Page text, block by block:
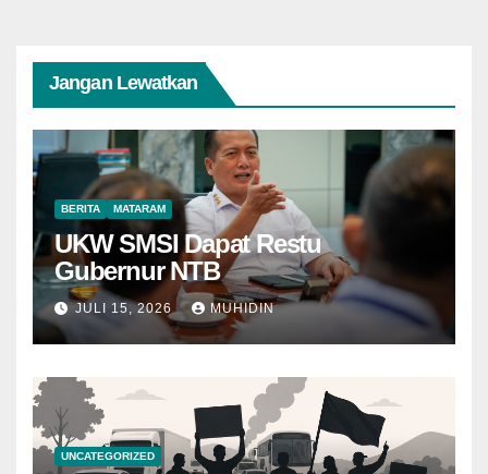
Jangan Lewatkan
BERITA MATARAM
UKW SMSI Dapat Restu
Gubernur NTB
JULI 15, 2026 MUHIDIN
UNCATEGORIZED